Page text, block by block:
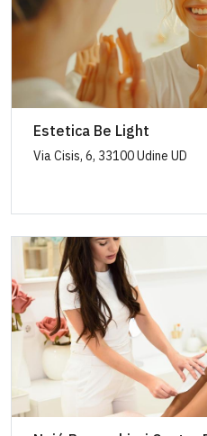
Estetica Be Light
Via Cisis, 6, 33100 Udine UD